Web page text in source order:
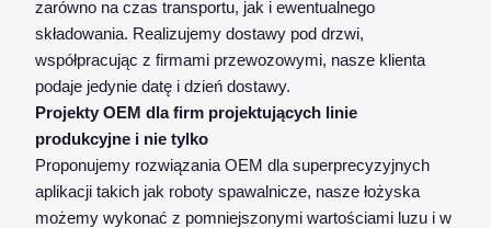
zarówno na czas transportu, jak i ewentualnego
składowania. Realizujemy dostawy pod drzwi,
współpracując z firmami przewozowymi, nasze klienta
podaje jedynie datę i dzień dostawy.
Projekty OEM dla firm projektujących linie
produkcyjne i nie tylko
Proponujemy rozwiązania OEM dla superprecyzyjnych
aplikacji takich jak roboty spawalnicze, nasze łożyska
możemy wykonać z pomniejszonymi wartościami luzu i w